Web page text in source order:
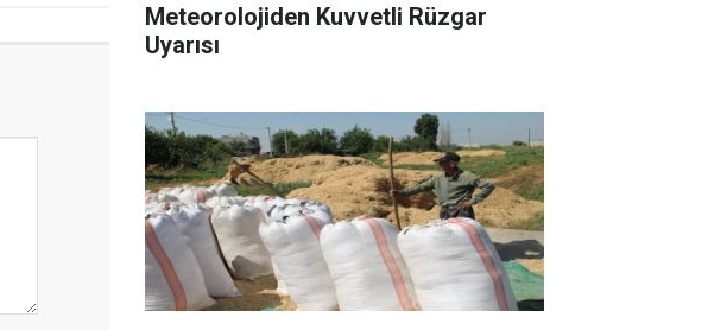
Meteorolojiden Kuvvetli Rüzgar
Uyarısı